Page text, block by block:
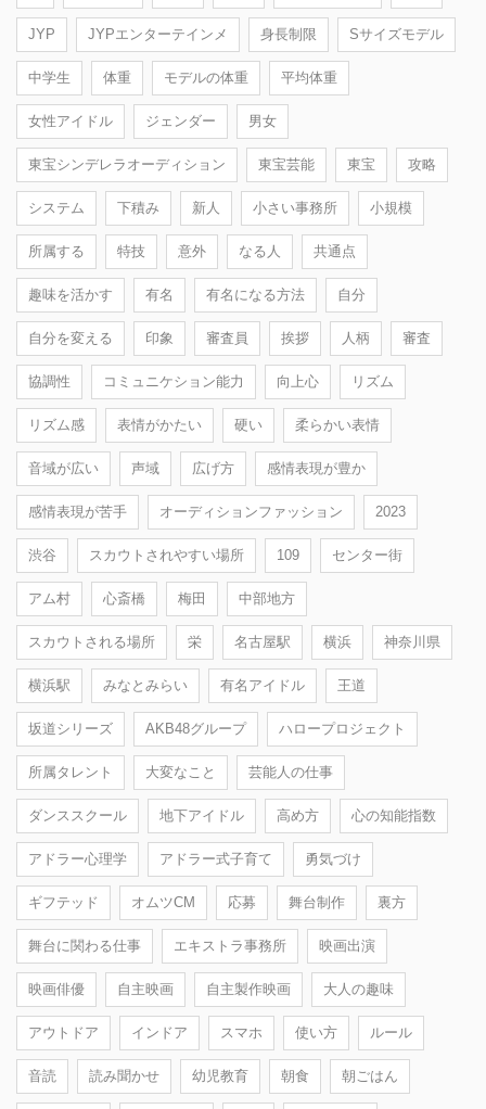
JYP JYPエンターテインメ 身長制限 Sサイズモデル
中学生 体重 モデルの体重 平均体重
女性アイドル ジェンダー 男女
東宝シンデレラオーディション 東宝芸能 東宝 攻略
システム 下積み 新人 小さい事務所 小規模
所属する 特技 意外 なる人 共通点
趣味を活かす 有名 有名になる方法 自分
自分を変える 印象 審査員 挨拶 人柄 審査
協調性 コミュニケション能力 向上心 リズム
リズム感 表情がかたい 硬い 柔らかい表情
音域が広い 声域 広げ方 感情表現が豊か
感情表現が苦手 オーディションファッション 2023
渋谷 スカウトされやすい場所 109 センター街
アム村 心斎橋 梅田 中部地方
スカウトされる場所 栄 名古屋駅 横浜 神奈川県
横浜駅 みなとみらい 有名アイドル 王道
坂道シリーズ AKB48グループ ハロープロジェクト
所属タレント 大変なこと 芸能人の仕事
ダンススクール 地下アイドル 高め方 心の知能指数
アドラー心理学 アドラー式子育て 勇気づけ
ギフテッド オムツCM 応募 舞台制作 裏方
舞台に関わる仕事 エキストラ事務所 映画出演
映画俳優 自主映画 自主製作映画 大人の趣味
アウトドア インドア スマホ 使い方 ルール
音読 読み聞かせ 幼児教育 朝食 朝ごはん